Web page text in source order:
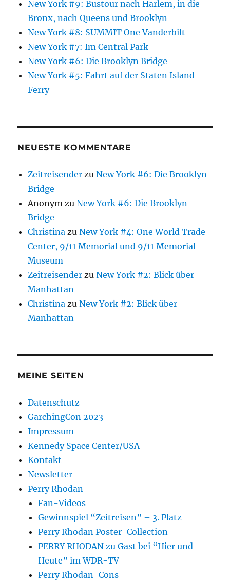
New York #9: Bustour nach Harlem, in die
Bronx, nach Queens und Brooklyn
New York #8: SUMMIT One Vanderbilt
New York #7: Im Central Park
New York #6: Die Brooklyn Bridge
New York #5: Fahrt auf der Staten Island
Ferry
NEUESTE KOMMENTARE
Zeitreisender zuNew York #6: Die Brooklyn
Bridge
Anonym zuNew York #6: Die Brooklyn
Bridge
Christina zuNew York #4: One World Trade
Center, 9/11 Memorial und 9/11 Memorial
Museum
Zeitreisender zuNew York #2: Blick über
Manhattan
Christina zuNew York #2: Blick über
Manhattan
MEINE SEITEN
Datenschutz
GarchingCon 2023
Impressum
Kennedy Space Center/USA
Kontakt
Newsletter
Perry Rhodan
Fan-Videos
Gewinnspiel “Zeitreisen” – 3. Platz
Perry Rhodan Poster-Collection
PERRY RHODAN zu Gast bei “Hier und
Heute” im WDR-TV
Perry Rhodan-Cons